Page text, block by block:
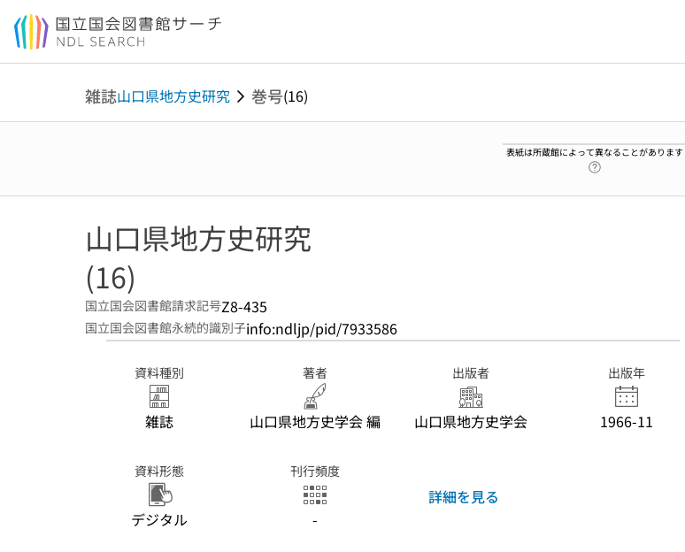
本文へ移動
雑誌山口県地方史研究 巻号(16)
表紙は所蔵館によって異なることがあります
山口県地方史研究
(16)
国立国会図書館請求記号Z8-435
国立国会図書館永続的識別子info:ndljp/pid/7933586
資料種別
雑誌
著者
山口県地方史学会 編
出版者
山口県地方史学会
出版年
1966-11
資料形態
デジタル
刊行頻度
-
詳細を見る